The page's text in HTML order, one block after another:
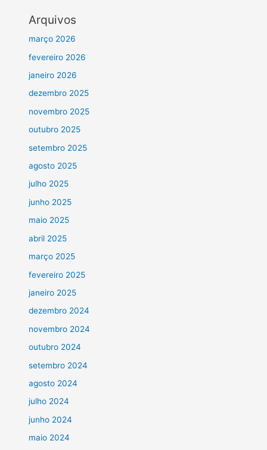
Arquivos
março 2026
fevereiro 2026
janeiro 2026
dezembro 2025
novembro 2025
outubro 2025
setembro 2025
agosto 2025
julho 2025
junho 2025
maio 2025
abril 2025
março 2025
fevereiro 2025
janeiro 2025
dezembro 2024
novembro 2024
outubro 2024
setembro 2024
agosto 2024
julho 2024
junho 2024
maio 2024